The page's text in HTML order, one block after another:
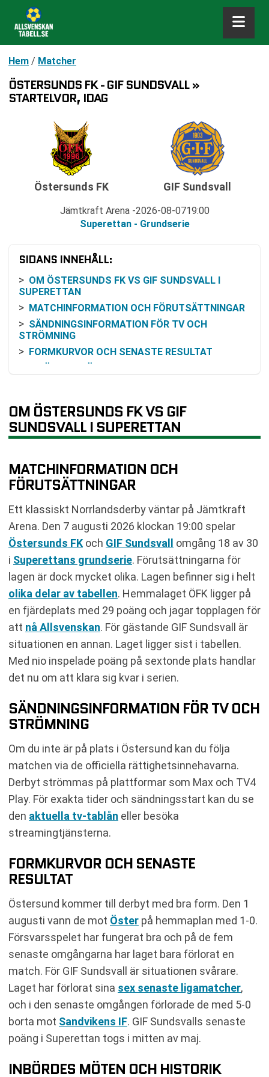
Hem / Matcher
ÖSTERSUNDS FK - GIF SUNDSVALL »
STARTELVOR, IDAG
Östersunds FK
Jämtkraft Arena 2026-08-0719:00
Superettan - Grundserie
GIF Sundsvall
SIDANS INNEHÅLL:
OM ÖSTERSUNDS FK VS GIF SUNDSVALL I
SUPERETTAN
MATCHINFORMATION OCH FÖRUTSÄTTNINGAR
SÄNDNINGSINFORMATION FÖR TV OCH
STRÖMNING
FORMKURVOR OCH SENASTE RESULTAT
KOMMANDE SPELSCHEMA
TABELL
RELATERADE NYHETER
OM ÖSTERSUNDS FK VS GIF
SUNDSVALL I SUPERETTAN
MATCHINFORMATION OCH
FÖRUTSÄTTNINGAR
Ett klassiskt Norrlandsderby väntar på Jämtkraft
Arena. Den 7 augusti 2026 klockan 19:00 spelar
Östersunds FK och GIF Sundsvall omgång 18 av 30
i Superettans grundserie. Förutsättningarna för
lagen är dock mycket olika. Lagen befinner sig i helt
olika delar av tabellen. Hemmalaget ÖFK ligger på
en fjärdeplats med 29 poäng och jagar topplagen för
att nå Allsvenskan. För gästande GIF Sundsvall är
situationen en annan. Laget ligger sist i tabellen.
Med nio inspelade poäng på sextonde plats handlar
det nu om att klara sig kvar i serien.
SÄNDNINGSINFORMATION FÖR TV OCH
STRÖMNING
Om du inte är på plats i Östersund kan du följa
matchen via de officiella rättighetsinnehavarna.
Derbyt strömmas på plattformar som Max och TV4
Play. För exakta tider och sändningsstart kan du se
den aktuella tv-tablån eller besöka
streamingtjänsterna.
FORMKURVOR OCH SENASTE
RESULTAT
Östersund kommer till derbyt med bra form. Den 1
augusti vann de mot Öster på hemmaplan med 1-0.
Försvarsspelet har fungerat bra och på de fem
senaste omgångarna har laget bara förlorat en
match. För GIF Sundsvall är situationen svårare.
Laget har förlorat sina sex senaste ligamatcher,
och i den senaste omgången förlorade de med 5-0
borta mot Sandvikens IF. GIF Sundsvalls senaste
poäng i Superettan togs i mitten av maj.
INBÖRDES MÖTEN OCH HISTORIK